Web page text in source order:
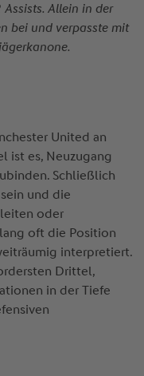
Allein in der
bei und verpasste mit
United an
ist es, Neuzugang
Schließlich
und die
oder
oft die Position
interpretiert.
Drittel,
in der Tiefe